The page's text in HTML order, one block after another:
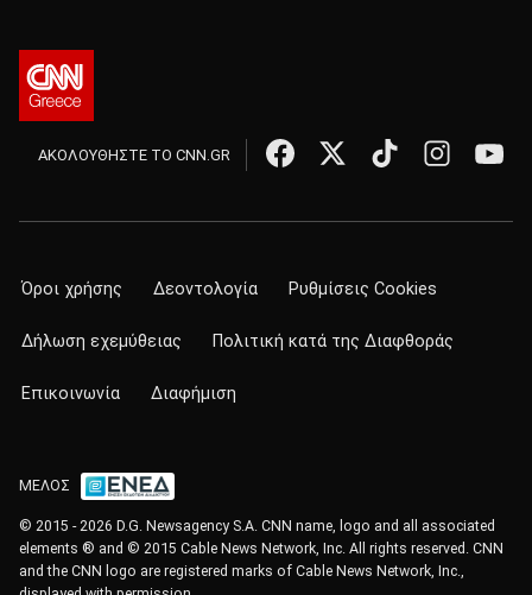
ΑΚΟΛΟΥΘΗΣΤΕ ΤΟ CNN.GR
Όροι χρήσης Δεοντολογία Ρυθμίσεις Cookies
Δήλωση εχεμύθειας Πολιτική κατά της Διαφθοράς
Επικοινωνία Διαφήμιση
ΜΕΛΟΣ
© 2015 - 2026 D.G. Newsagency S.A. CNN name, logo and all associated
elements ® and © 2015 Cable News Network, Inc. All rights reserved. CNN
and the CNN logo are registered marks of Cable News Network, Inc.,